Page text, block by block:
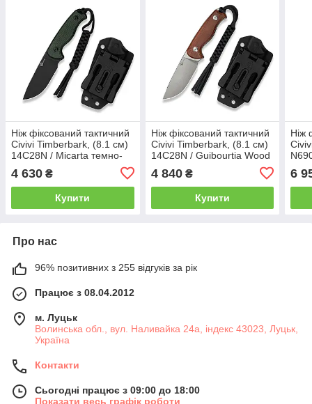
Ніж фіксований тактичний
Civivi Timberbark, (8.1 см)
14C28N / Micarta темно-
4 630 ₴
Купити
Ніж фіксований тактичний
Civivi Timberbark, (8.1 см)
14C28N / Guibourtia Wood
4 840₴
Купити
Ніж
6
Про нас
96% позитивних з 255 відгуків за рік
Працює з 08.04.2012
м. Луцьк
Волинська обл., вул. Наливайка 24а, індекс 43023, Луцьк,
Україна
Контакти
Сьогодні працює з 09:00 до 18:00
Показати весь графік роботи